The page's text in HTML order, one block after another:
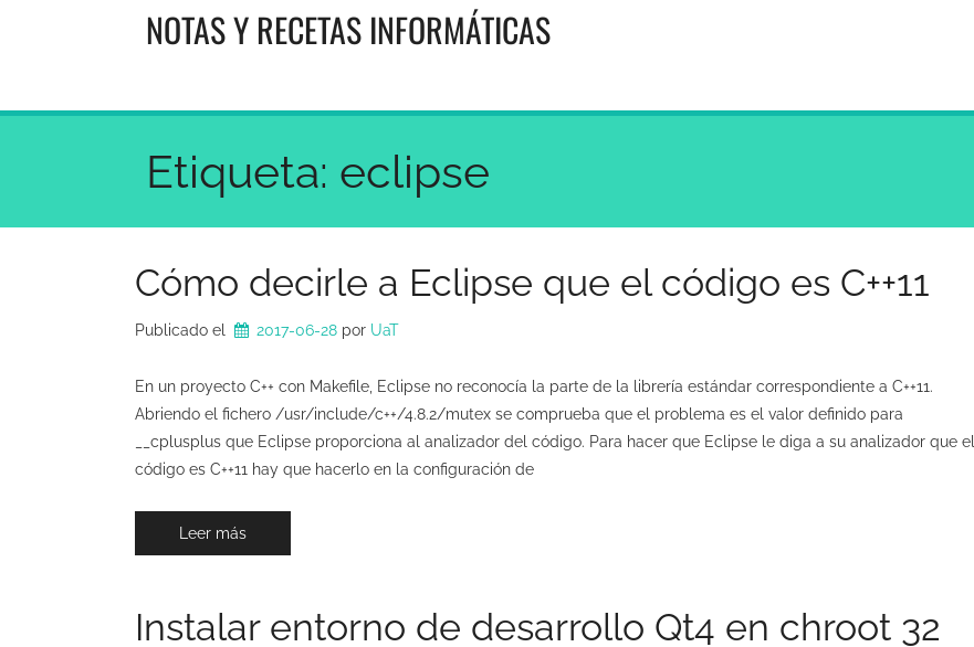
NOTAS Y RECETAS INFORMÁTICAS
Etiqueta: eclipse
Cómo decirle a Eclipse que el código es C++11
Publicado el 2017-06-28 por UaT
En un proyecto C++ con Makefile, Eclipse no reconocía la parte de la librería estándar correspondiente a C++11.
Abriendo el fichero /usr/include/c++/4.8.2/mutex se comprueba que el problema es el valor definido para
__cplusplus que Eclipse proporciona al analizador del código. Para hacer que Eclipse le diga a su analizador que el
código es C++11 hay que hacerlo en la configuración de
Leer más
Instalar entorno de desarrollo Qt4 en chroot 32